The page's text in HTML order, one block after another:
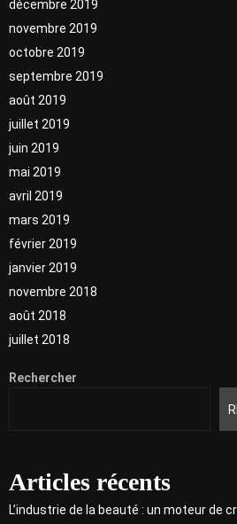
décembre 2019
novembre 2019
octobre 2019
septembre 2019
août 2019
juillet 2019
juin 2019
mai 2019
avril 2019
mars 2019
février 2019
janvier 2019
novembre 2018
août 2018
juillet 2018
Rechercher
Articles récents
L’industrie de la beauté : un moteur de